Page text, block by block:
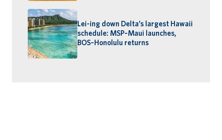
Lei-ing down Delta’s largest Hawaii
schedule: MSP–Maui launches,
BOS–Honolulu returns